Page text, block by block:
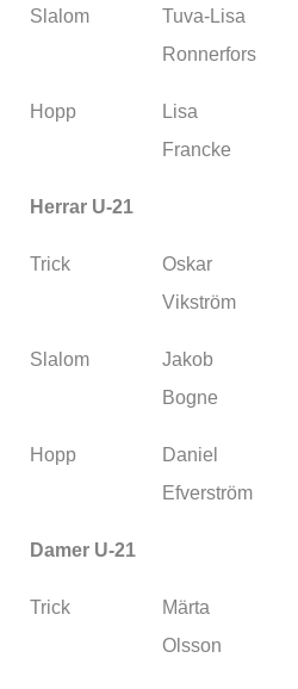
Slalom
Tuva-Lisa
Ronnerfors
Hopp
Lisa
Francke
Herrar U-21
Trick
Oskar
Vikström
Slalom
Jakob
Bogne
Hopp
Daniel
Efverström
Damer U-21
Trick
Märta
Olsson